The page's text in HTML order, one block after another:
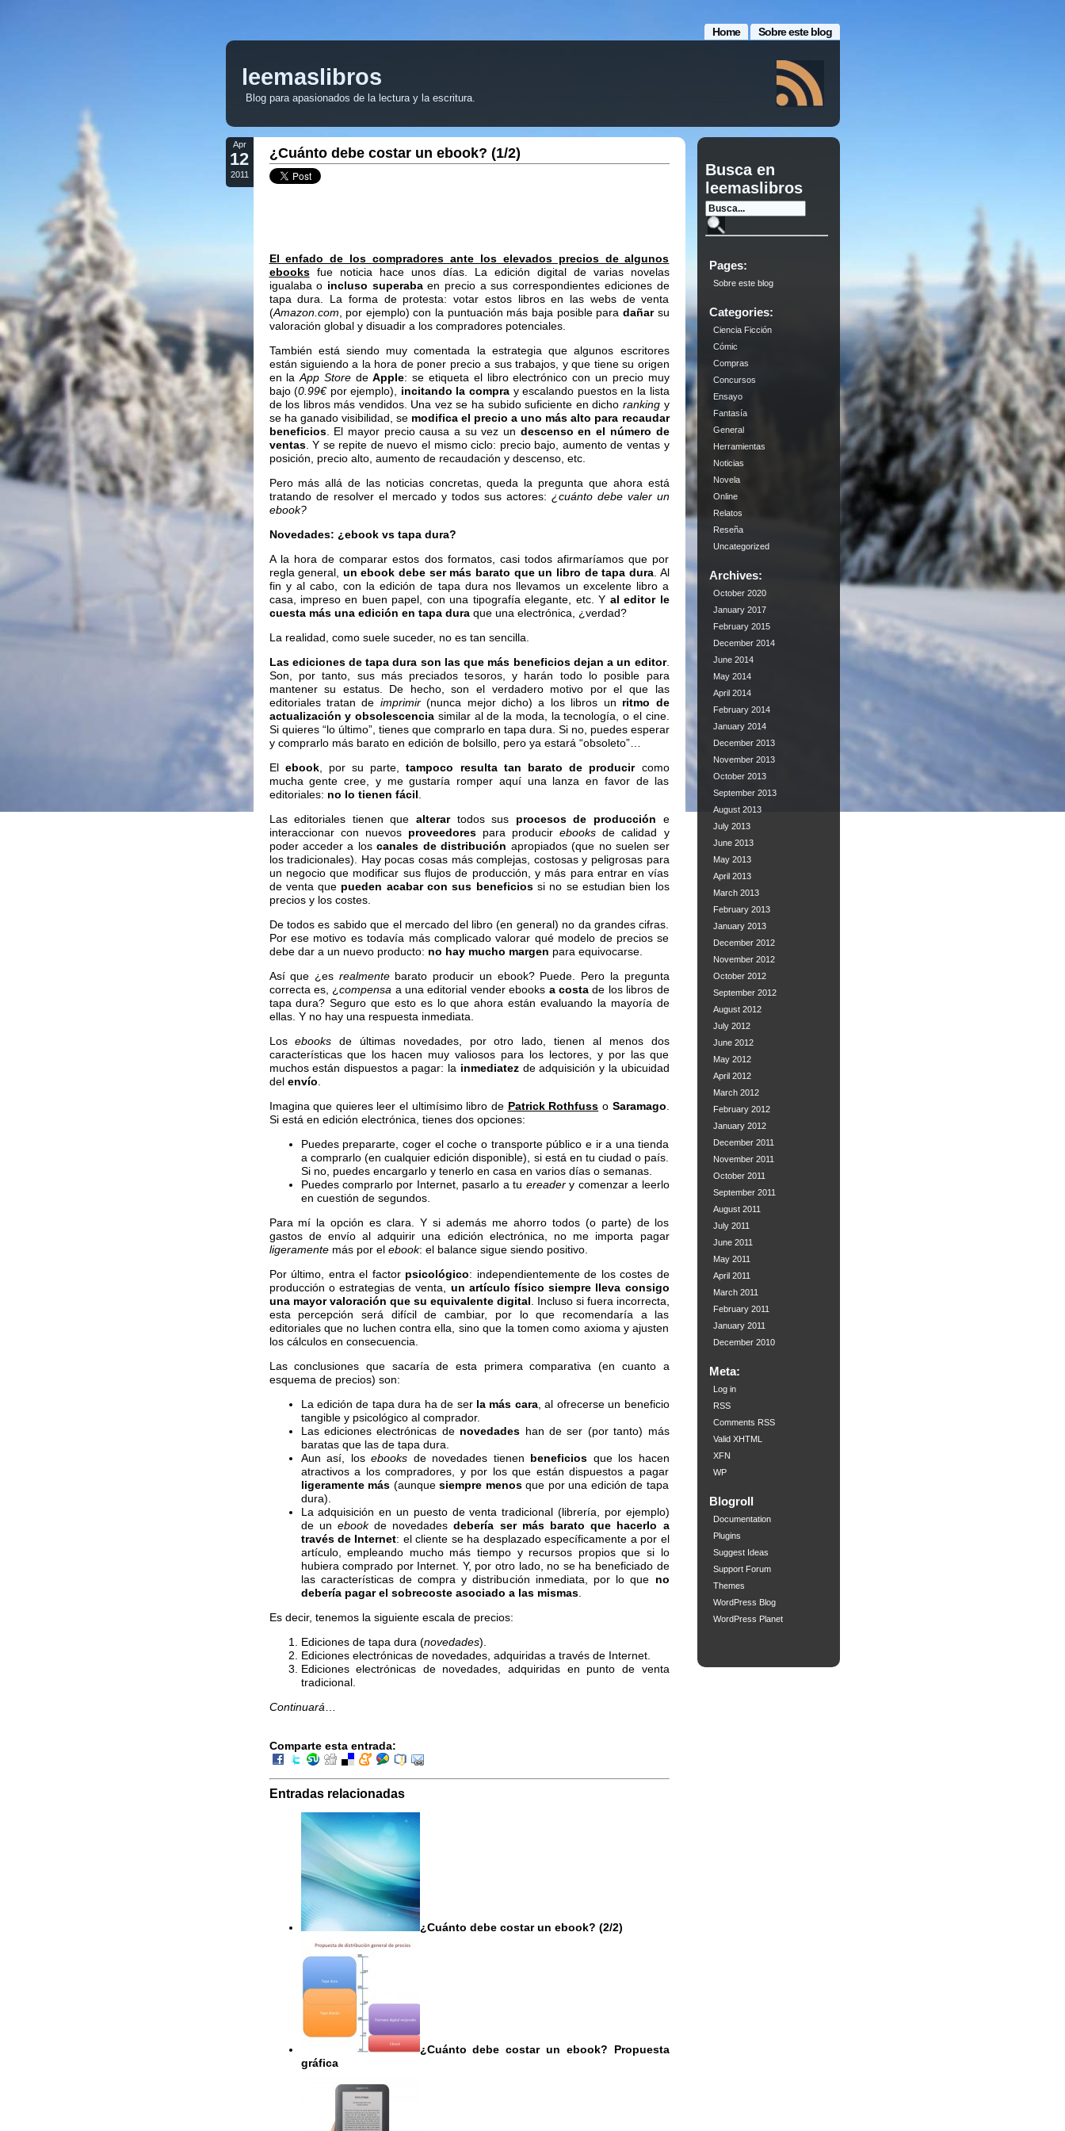
Sobre este blog
Home
leemaslibros
Blog para apasionados de la lectura y la escritura.
Apr
12
2011
¿Cuánto debe costar un ebook? (1/2)
El enfado de los compradores ante los elevados precios de algunos
ebooksfue noticia hace unos días. La edición digital de varias novelas
igualaba o incluso superabaen precio a sus correspondientes ediciones de
tapa dura. La forma de protesta: votar estos libros en las webs de venta
(Amazon.com , por ejemplo) con la puntuación más baja posible para dañarsu
valoración global y disuadir a los compradores potenciales.
También está siendo muy comentada la estrategia que algunos escritores
están siguiendo a la hora de poner precio a sus trabajos, y que tiene su origen
en laApp StoredeApple: se etiqueta el libro electrónico con un precio muy
bajo (0.99€por ejemplo), incitando la compra y escalando puestos en la lista
de los libros más vendidos. Una vez se ha subido suficiente en dicho rankingy
se ha ganado visibilidad, se modifica el precio a uno más alto para recaudar
beneficios. El mayor precio causa a su vez un descenso en el número de
ventas. Y se repite de nuevo el mismo ciclo: precio bajo, aumento de ventas y
posición, precio alto, aumento de recaudación y descenso, etc.
Pero más allá de las noticias concretas, queda la pregunta que ahora está
tratando de resolver el mercado y todos sus actores: ¿cuánto debe valer un
ebook?
Novedades: ¿ebook vs tapa dura?
A la hora de comparar estos dos formatos, casi todos afirmaríamos que por
regla general, un ebook debe ser más barato que un libro de tapa dura. Al
fin y al cabo, con la edición de tapa dura nos llevamos un excelente libro a
casa, impreso en buen papel, con una tipografía elegante, etc. Y al editor le
cuesta más una edición en tapa duraque una electrónica, ¿verdad?
La realidad, como suele suceder, no es tan sencilla.
Las ediciones de tapa dura son las que más beneficios dejan a un editor.
Son, por tanto, sus más preciados tesoros, y harán todo lo posible para
mantener su estatus. De hecho, son el verdadero motivo por el que las
editoriales tratan de imprimir(nunca mejor dicho) a los libros un ritmo de
actualización y obsolescencia similar al de la moda, la tecnología, o el cine.
Si quieres “lo último”, tienes que comprarlo en tapa dura. Si no, puedes esperar
y comprarlo más barato en edición de bolsillo, pero ya estará “obsoleto”…
El ebook, por su parte,tampoco resulta tan barato de producir como
mucha gente cree, y me gustaría romper aquí una lanza en favor de las
editoriales: no lo tienen fácil
Las editoriales tienen que alterartodos sus procesos de producción e
interaccionar con nuevos proveedorespara producirebooks de calidad y
poder acceder a loscanales de distribución apropiados (que no suelen ser
los tradicionales). Hay pocas cosas más complejas, costosas y peligrosas para
un negocio que modificar sus flujos de producción, y más para entrar en vías
de venta que pueden acabar con sus beneficiossi no se estudian bien los
precios y los costes.
De todos es sabido que el mercado del libro (en general) no da grandes cifras.
Por ese motivo es todavía más complicado valorar qué modelo de precios se
debe dar a un nuevo producto: no hay mucho margen para equivocarse.
Así que ¿es realmentebarato producir un ebook? Puede. Pero la pregunta
correcta es, ¿compensa a una editorial vender ebooks a costade los libros de
tapa dura? Seguro que esto es lo que ahora están evaluando la mayoría de
ellas. Y no hay una respuesta inmediata.
Losebooks de últimas novedades, por otro lado, tienen al menos dos
características que los hacen muy valiosos para los lectores, y por las que
muchos están dispuestos a pagar: la inmediatezde adquisición y la ubicuidad
del envío
Imagina que quieres leer el ultimísimo libro de Patrick Rothfuss o Saramago
Si está en edición electrónica, tienes dos opciones:
Puedes prepararte, coger el coche o transporte público e ir a una tienda
a comprarlo (en cualquier edición disponible), si está en tu ciudad o país.
Si no, puedes encargarlo y tenerlo en casa en varios días o semanas.
Puedes comprarlo por Internet, pasarlo a tu ereadery comenzar a leerlo
en cuestión de segundos.
Para mí la opción es clara. Y si además me ahorro todos (o parte) de los
gastos de envío al adquirir una edición electrónica, no me importa pagar
ligeramentemás por el ebook: el balance sigue siendo positivo.
Por último, entra el factor psicológico: independientemente de los costes de
producción o estrategias de venta,
un artículo físico siempre lleva consigo
una mayor valoración que su equivalente digital . Incluso si fuera incorrecta,
esta percepción será difícil de cambiar, por lo que recomendaría a las
editoriales que no luchen contra ella, sino que la tomen como axioma y ajusten
los cálculos en consecuencia.
Las conclusiones que sacaría de esta primera comparativa (en cuanto a
esquema de precios) son:
La edición de tapa dura ha de ser la más cara, al ofrecerse un beneficio
tangible y psicológico al comprador.
Las ediciones electrónicas de novedades han de ser (por tanto) más
baratas que las de tapa dura.
Aun así, los ebooks de novedades tienen beneficios que los hacen
atractivos a los compradores, y por los que están dispuestos a pagar
ligeramente más (aunquesiempre menosque por una edición de tapa
dura).
La adquisición en un puesto de venta tradicional (librería, por ejemplo)
de un ebookde novedades debería ser más barato que hacerlo a
través de Internet: el cliente se ha desplazado específicamente a por el
artículo, empleando mucho más tiempo y recursos propios que si lo
hubiera comprado por Internet. Y, por otro lado, no se ha beneficiado de
las características de compra y distribución inmediata, por lo que no
debería pagar el sobrecoste asociado a las mismas.
Es decir, tenemos la siguiente escala de precios:
Ediciones de tapa dura (novedades).
Ediciones electrónicas de novedades, adquiridas a través de Internet.
Ediciones electrónicas de novedades, adquiridas en punto de venta
tradicional.
Continuará
Comparte esta entrada:
Entradas relacionadas
¿Cuánto debe costar un ebook? (2/2)
¿Cuánto debe costar un ebook? Propuesta
gráfica
Busca en
leemaslibros
Pages:
Sobre este blog
Categories:
Ciencia Ficción
Cómic
Compras
Concursos
Ensayo
Fantasía
General
Herramientas
Noticias
Novela
Online
Relatos
Reseña
Uncategorized
Archives:
October 2020
January 2017
February 2015
December 2014
June 2014
May 2014
April 2014
February 2014
January 2014
December 2013
November 2013
October 2013
September 2013
August 2013
July 2013
June 2013
May 2013
April 2013
March 2013
February 2013
January 2013
December 2012
November 2012
October 2012
September 2012
August 2012
July 2012
June 2012
May 2012
April 2012
March 2012
February 2012
January 2012
December 2011
November 2011
October 2011
September 2011
August 2011
July 2011
June 2011
May 2011
April 2011
March 2011
February 2011
January 2011
December 2010
Meta:
Log in
RSS
Comments RSS
Valid XHTML
XFN
WP
Blogroll
Documentation
Plugins
Suggest Ideas
Support Forum
Themes
WordPress Blog
WordPress Planet